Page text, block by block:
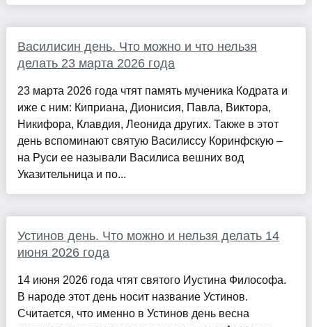
Василисин день. Что можно и что нельзя
делать 23 марта 2026 года
23 марта 2026 года чтят память мученика Кодрата и
иже с ним: Киприана, Дионисия, Павла, Виктора,
Никифора, Клавдия, Леонида других. Также в этот
день вспоминают святую Василиссу Коринфскую –
на Руси ее называли Василиса вешних вод
Указительница и по...
Устинов день. Что можно и нельзя делать 14
июня 2026 года
14 июня 2026 года чтят святого Иустина Философа.
В народе этот день носит название Устинов.
Считается, что именно в Устинов день весна